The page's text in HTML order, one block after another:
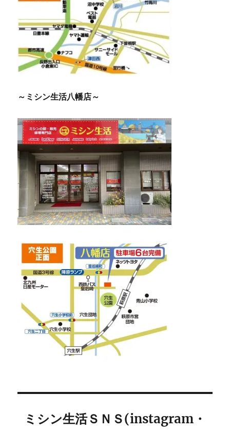
～ミシン生活八幡店～
ミシン生活ＳＮＳ(instagram・